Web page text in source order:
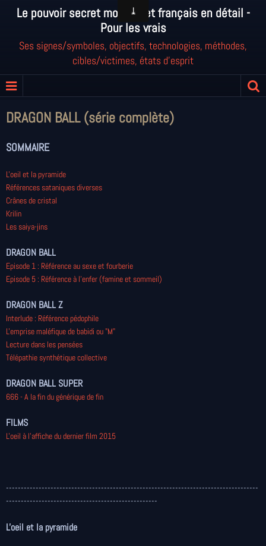
Le pouvoir secret mondial et français en détail -
Pour les vrais
Ses signes/symboles, objectifs, technologies, méthodes,
cibles/victimes, états d'esprit
DRAGON BALL (série complète)
SOMMAIRE
L'oeil et la pyramide
Références sataniques diverses
Crânes de cristal
Krilin
Les saiya-jins
DRAGON BALL
Episode 1 : Référence au sexe et fourberie
Episode 5 : Référence à l'enfer (famine et sommeil)
DRAGON BALL Z
Interlude : Référence pédophile
L'emprise maléfique de babidi ou "M"
Lecture dans les pensées
Télépathie synthétique collective
DRAGON BALL SUPER
666 - A la fin du générique de fin
FILMS
L'oeil à l'affiche du dernier film 2015
-------------------------------------------------------------------------------------
---------------------------------------------------
L'oeil et la pyramide